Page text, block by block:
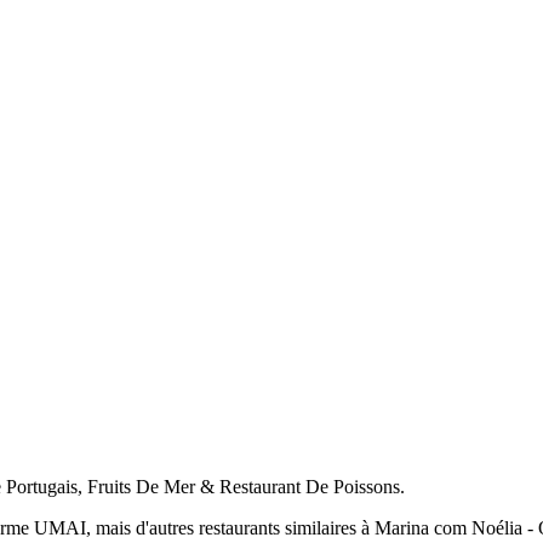
Fruits De Mer & Restaurant De Poissons.
UMAI, mais d'autres restaurants similaires à Marina com Noélia -